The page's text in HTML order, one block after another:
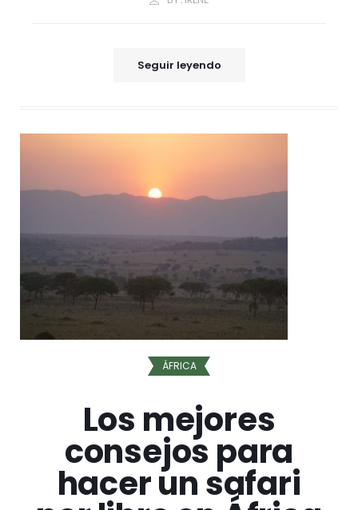
Seguir leyendo
ÁFRICA
Los mejores
consejos para
hacer un safari